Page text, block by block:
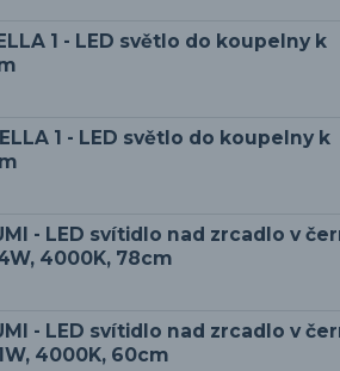
1 - LED světlo do koupelny k
1 - LED světlo do koupelny k
- LED svítidlo nad zrcadlo v
4000K, 78cm
- LED svítidlo nad zrcadlo v
4000K, 60cm